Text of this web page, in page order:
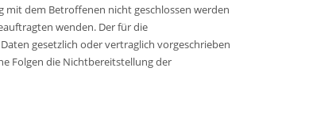
mit dem Betroffenen nicht geschlossen werden
wenden. Der für die
gesetzlich oder vertraglich vorgeschrieben
Folgen die Nichtbereitstellung der